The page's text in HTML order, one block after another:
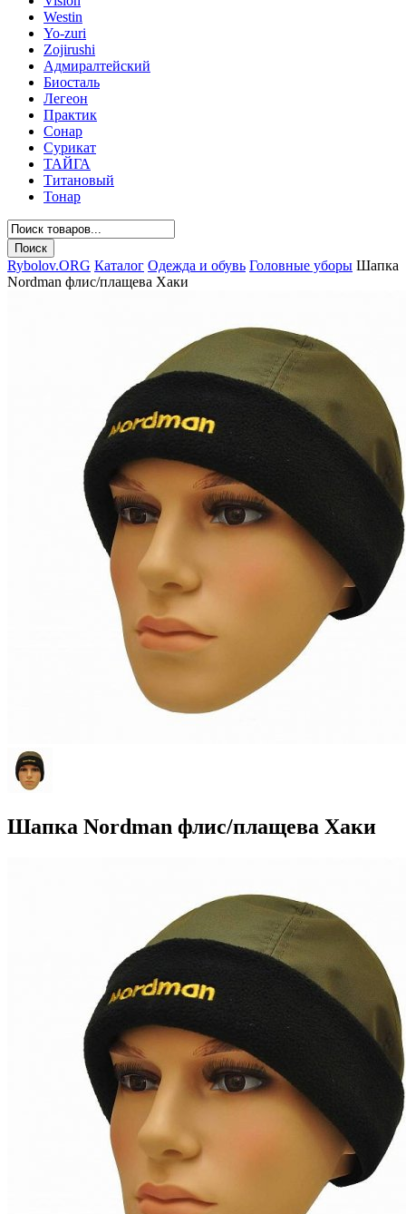
Westin
Yo-zuri
Zojirushi
Адмиралтейский
Биосталь
Легеон
Практик
Сонар
Сурикат
ТАЙГА
Титановый
Тонар
Rybolov.ORG Каталог Одежда и обувь Головные уборы Шапка
Nordman флис/плащева Хаки
Шапка Nordman флис/плащева Хаки